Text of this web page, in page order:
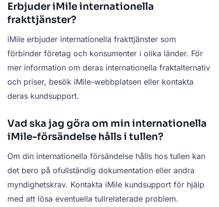
Erbjuder iMile internationella
frakttjänster?
iMile erbjuder internationella frakttjänster som
förbinder företag och konsumenter i olika länder. För
mer information om deras internationella fraktalternativ
och priser, besök iMile-webbplatsen eller kontakta
deras kundsupport.
Vad ska jag göra om min internationella
iMile-försändelse hålls i tullen?
Om din internationella försändelse hålls hos tullen kan
det bero på ofullständig dokumentation eller andra
myndighetskrav. Kontakta iMile kundsupport för hjälp
med att lösa eventuella tullrelaterade problem.